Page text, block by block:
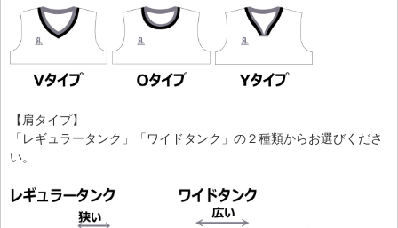
【肩タイプ】
「レギュラータンク」「ワイドタンク」の２種類からお選びくださ
い。